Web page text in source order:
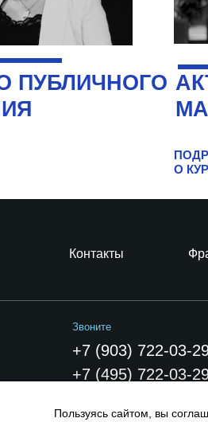
Пользуясь сайтом, вы
О
ПУБЛИЧНОГО
+7 (903) 722-03-
+7 (495) 722-03-
Контакты
Звоните